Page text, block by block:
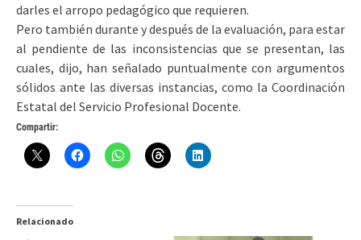
darles el arropo pedagógico que requieren.
Pero también durante y después de la evaluación, para estar
al pendiente de las inconsistencias que se presentan, las
cuales, dijo, han señalado puntualmente con argumentos
sólidos ante las diversas instancias, como la Coordinación
Estatal del Servicio Profesional Docente.
Compartir:
Relacionado